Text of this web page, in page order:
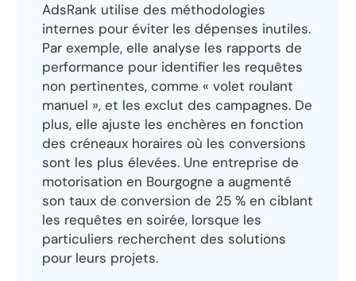
AdsRank utilise des méthodologies
internes pour éviter les dépenses inutiles.
Par exemple, elle analyse les rapports de
performance pour identifier les requêtes
non pertinentes, comme « volet roulant
manuel », et les exclut des campagnes. De
plus, elle ajuste les enchères en fonction
des créneaux horaires où les conversions
sont les plus élevées. Une entreprise de
motorisation en Bourgogne a augmenté
son taux de conversion de 25 % en ciblant
les requêtes en soirée, lorsque les
particuliers recherchent des solutions
pour leurs projets.